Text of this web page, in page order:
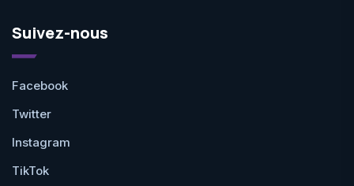
Suivez-nous
Facebook
Twitter
Instagram
TikTok